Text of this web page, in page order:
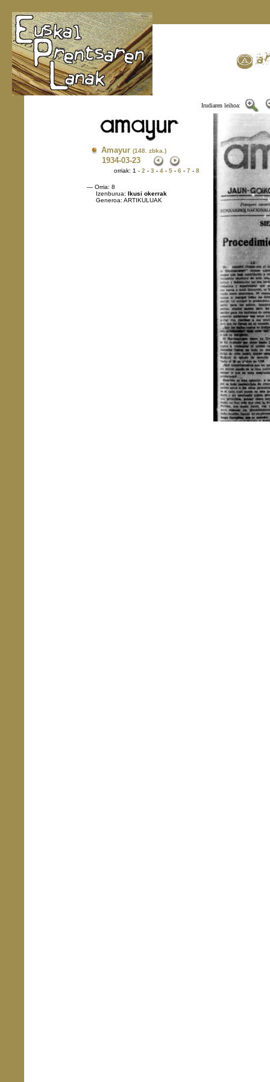
Irudiaren leihoa:
Amayur (148. zbka.)
1934-03-23
orriak: 1 - 2 - 3 - 4 - 5 - 6 - 7 - 8
— Orria: 8
Izenburua: Ikusi okerrak
Generoa: ARTIKULUAK